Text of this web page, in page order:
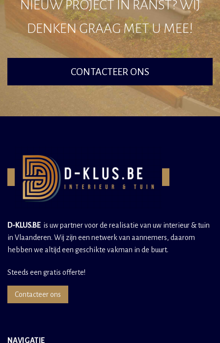
NIEUW PROJECT IN RANST? WIJ
DENKEN GRAAG MET U MEE!
CONTACTEER ONS
D-KLUS.BEis uw partner voor de realisatie van uw interieur & tuin
in Vlaanderen. Wij zijn een netwerk van aannemers, daarom
hebben we altijd een geschikte vakman in de buurt.
Steeds een gratis offerte!
Contacteer ons
NAVIGATIE